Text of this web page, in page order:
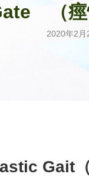
（痙
2020年2月
Gait